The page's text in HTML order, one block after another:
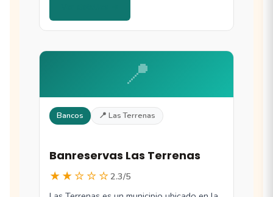
📍
Bancos 📍 Las Terrenas
Banreservas Las Terrenas
★★☆☆☆2.3/5